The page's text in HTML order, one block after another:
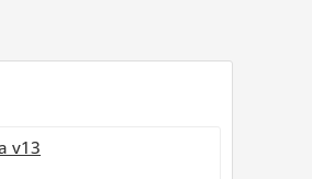
v13